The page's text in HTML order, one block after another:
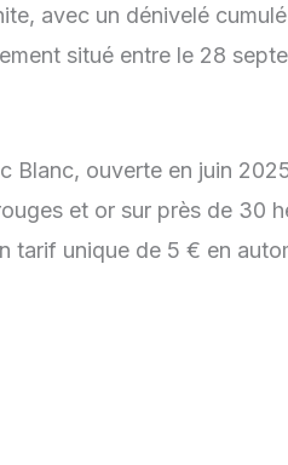
avec un dénivelé
situé entre le 28
Blanc, ouverte en juin
et or sur près de 30
tarif unique de 5 € en